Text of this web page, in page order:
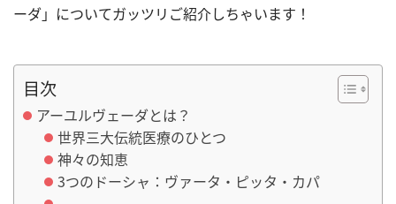
ーダ」についてガッツリご紹介しちゃいます！
目次
アーユルヴェーダとは？
世界三大伝統医療のひとつ
神々の知恵
3つのドーシャ：ヴァータ・ピッタ・カパ